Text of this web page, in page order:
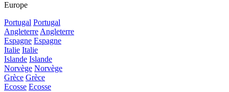
Europe
Portugal Portugal
AngleterreAngleterre
Espagne Espagne
Italie Italie
Islande Islande
Norvège Norvège
Grèce Grèce
Ecosse Ecosse